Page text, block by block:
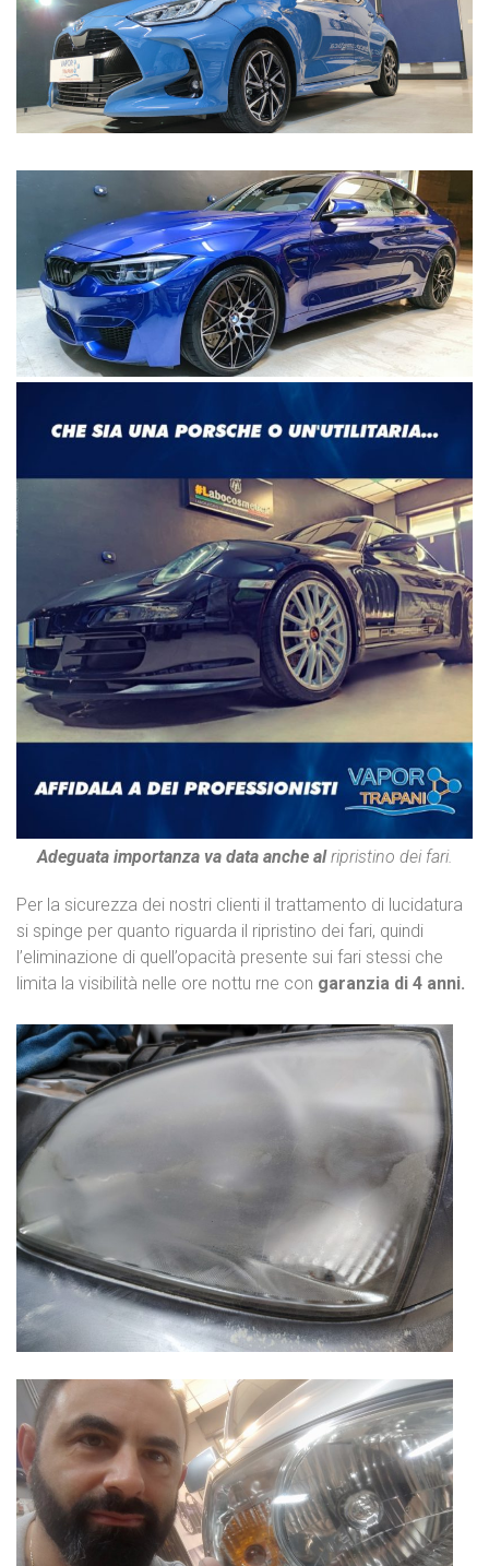
Adeguata importanza va data anche alripristino dei fari.
Per la sicurezza dei nostri clienti il trattamento di lucidatura
si spinge per quanto riguarda il ripristino dei fari, quindi
l’eliminazione di quell’opacità presente sui fari stessi che
limita la visibilità nelle ore nottu rne con garanzia di 4 anni.